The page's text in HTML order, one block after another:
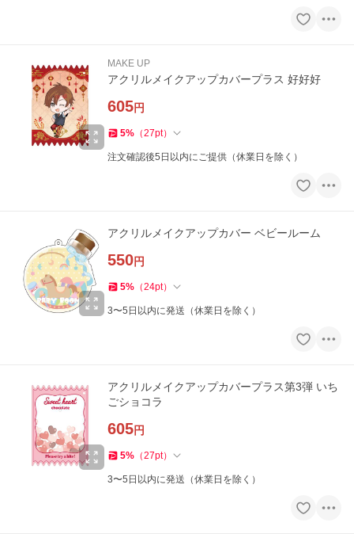
MAKE UP
アクリルメイクアップカバープラス 好好好
605円
5% （27pt）
注文確認後5日以内にご提供（休業日を除く）
アクリルメイクアップカバー ベビールーム
550円
5% （24pt）
3〜5日以内に発送（休業日を除く）
アクリルメイクアップカバープラス第3弾 いち
ごショコラ
605円
5% （27pt）
3〜5日以内に発送（休業日を除く）